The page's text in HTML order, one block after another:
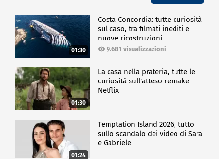
01:30
Costa Concordia: tutte curiosità
sul caso, tra filmati inediti e
nuove ricostruzioni
9.681 visualizzazioni
01:30
La casa nella prateria, tutte le
curiosità sull'atteso remake
Netflix
01:24
Temptation Island 2026, tutto
sullo scandalo dei video di Sara
e Gabriele